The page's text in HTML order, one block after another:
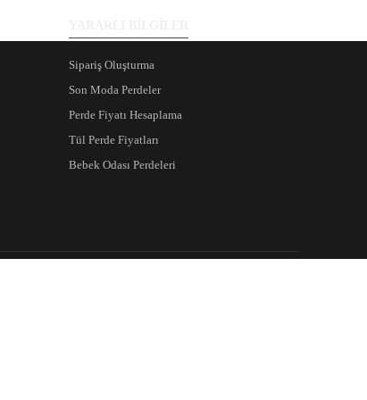
Sipariş Oluşturma
Son Moda Perdeler
Perde Fiyatı Hesaplama
Tül Perde Fiyatları
Bebek Odası Perdeleri